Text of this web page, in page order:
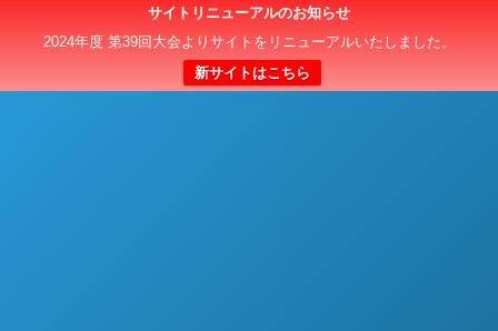
サイトリニューアルのお知らせ
2024年度 第39回大会よりサイトをリニューアルいたしました。
新サイトはこちら
日本クラブユースサッカー選手権（U-15）大会